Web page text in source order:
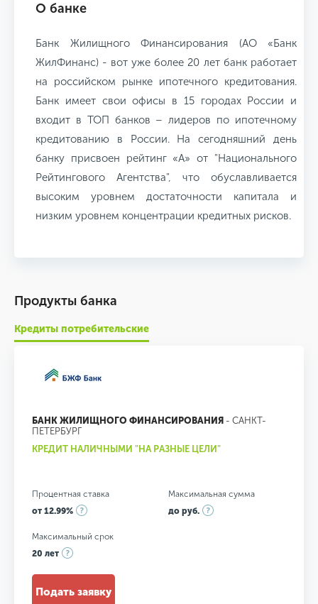
О банке
Банк Жилищного Финансирования (АО «Банк
ЖилФинанс) - вот уже более 20 лет банк работает
на российском рынке ипотечного кредитования.
Банк имеет свои офисы в 15 городах России и
входит в ТОП банков – лидеров по ипотечному
кредитованию в России. На сегодняшний день
банку присвоен рейтинг «А» от "Национального
Рейтингового Агентства", что обуславливается
высоким уровнем достаточности капитала и
низким уровнем концентрации кредитных рисков.
Продукты банка
Кредиты потребительские
БАНК ЖИЛИЩНОГО ФИНАНСИРОВАНИЯ - САНКТ-
ПЕТЕРБУРГ
КРЕДИТ НАЛИЧНЫМИ "НА РАЗНЫЕ ЦЕЛИ"
Процентная ставка
от 12.99%
Максимальная сумма
до руб.
Максимальный срок
20 лет
Подать заявку